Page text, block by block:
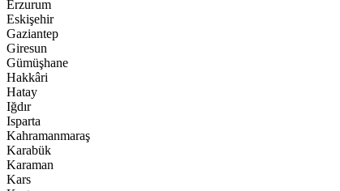
Erzurum
Eskişehir
Gaziantep
Giresun
Gümüşhane
Hakkâri
Hatay
Iğdır
Isparta
Kahramanmaraş
Karabük
Karaman
Kars